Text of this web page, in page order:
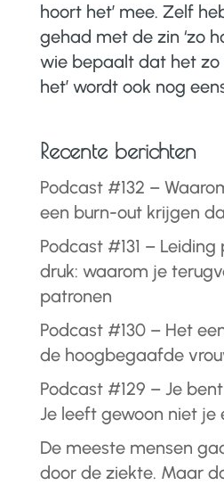
hoort het’ mee. Zelf
gehad met de zin ‘zo
wie bepaalt dat het zo
het’ wordt ook nog
Recente berichten
Podcast #132 –
een burn-out krijgen
Podcast #131 –
druk: waarom je
patronen
Podcast #130 – Het
de hoogbegaafde
Podcast #129 – Je
Je leeft gewoon niet je
De meeste mensen
door de ziekte. Maar